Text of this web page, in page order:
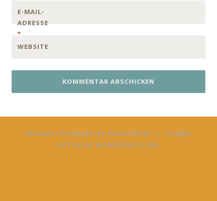
E-MAIL-
ADRESSE
*
WEBSITE
PROUDLY POWERED BY WORDPRESS |
THEME:
FICTIVE BY WORDPRESS.COM.